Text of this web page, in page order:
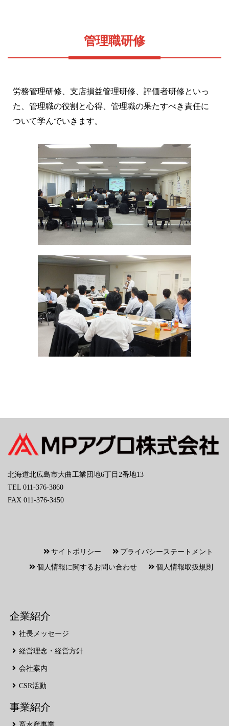
管理職研修
労務管理研修、支店損益管理研修、評価者研修といっ
た、管理職の役割と心得、管理職の果たすべき責任に
ついて学んでいきます。
北海道北広島市大曲工業団地6丁目2番地13
TEL 011-376-3860
FAX 011-376-3450
サイトポリシー
プライバシーステートメント
個人情報に関するお問い合わせ
個人情報取扱規則
企業紹介
社長メッセージ
経営理念・経営方針
会社案内
CSR活動
事業紹介